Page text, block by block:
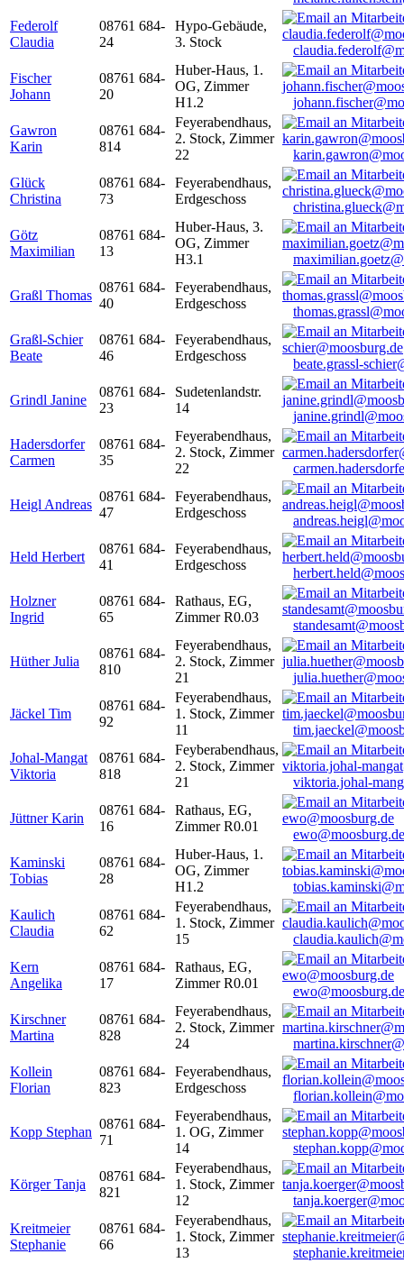
Federolf
Claudia
08761 684-
24
Hypo-Gebäude,
3. Stock
Fischer
Johann
08761 684-
20
Huber-Haus, 1.
OG, Zimmer
H1.2
Gawron
Karin
08761 684-
814
Feyerabendhaus,
2. Stock, Zimmer
22
Glück
Christina
08761 684-
73
Feyerabendhaus,
Erdgeschoss
Götz
Maximilian
08761 684-
13
Huber-Haus, 3.
OG, Zimmer
H3.1
Graßl Thomas
08761 684-
40
Feyerabendhaus,
Erdgeschoss
Graßl-Schier
Beate
08761 684-
46
Feyerabendhaus,
Erdgeschoss
beate.grassl-
Grindl Janine
08761 684-
23
Sudetenlandstr.
14
Hadersdorfer
Carmen
08761 684-
35
Feyerabendhaus,
2. Stock, Zimmer
22
Heigl Andreas
08761 684-
47
Feyerabendhaus,
Erdgeschoss
Held Herbert
08761 684-
41
Feyerabendhaus,
Erdgeschoss
Holzner
Ingrid
08761 684-
65
Rathaus, EG,
Zimmer R0.03
Hüther Julia
08761 684-
810
Feyerabendhaus,
2. Stock, Zimmer
21
Jäckel Tim
08761 684-
92
Feyerabendhaus,
1. Stock, Zimmer
11
Johal-Mangat
Viktoria
08761 684-
818
Feyberabendhaus,
2. Stock, Zimmer
21
viktoria.johal-
Jüttner Karin
08761 684-
16
Rathaus, EG,
Zimmer R0.01
ewo@moosburg.de
Kaminski
Tobias
08761 684-
28
Huber-Haus, 1.
OG, Zimmer
H1.2
Kaulich
Claudia
08761 684-
62
Feyerabendhaus,
1. Stock, Zimmer
15
Kern
Angelika
08761 684-
17
Rathaus, EG,
Zimmer R0.01
ewo@moosburg.de
Kirschner
Martina
08761 684-
828
Feyerabendhaus,
2. Stock, Zimmer
24
Kollein
Florian
08761 684-
823
Feyerabendhaus,
Erdgeschoss
Kopp Stephan
08761 684-
71
Feyerabendhaus,
1. OG, Zimmer
14
Körger Tanja
08761 684-
821
Feyerabendhaus,
1. Stock, Zimmer
12
Kreitmeier
Stephanie
08761 684-
66
Feyerabendhaus,
1. Stock, Zimmer
13